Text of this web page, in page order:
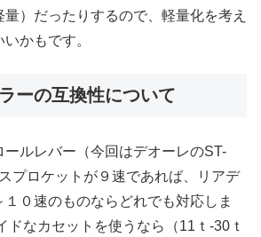
）だったりするので、軽量化を考え
かもです。
ーの互換性について
ールレバー（今回はデオーレのST-
プロケットが９速であれば、リアデ
１０速のものならどれでも対応しま
ドなカセットを使うなら（11ｔ-30ｔ